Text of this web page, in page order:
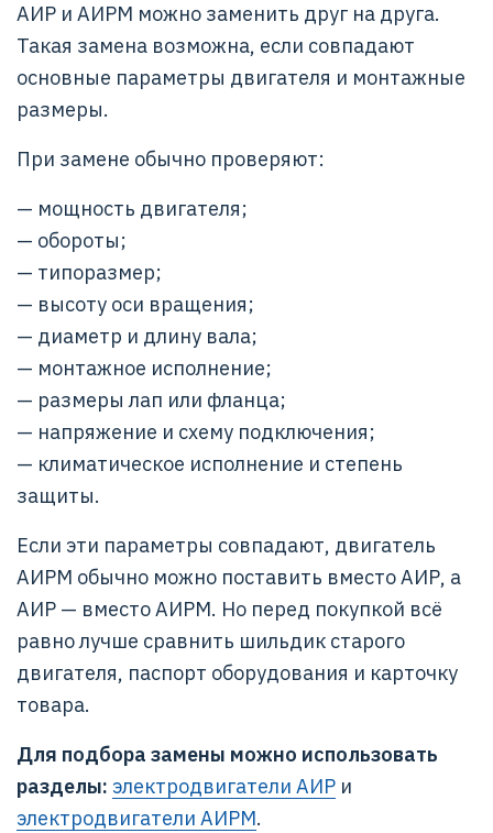
АИР и АИРМ можно заменить друг на друга.
Такая замена возможна, если совпадают
основные параметры двигателя и монтажные
размеры.
При замене обычно проверяют:
— мощность двигателя;
— обороты;
— типоразмер;
— высоту оси вращения;
— диаметр и длину вала;
— монтажное исполнение;
— размеры лап или фланца;
— напряжение и схему подключения;
— климатическое исполнение и степень
защиты.
Если эти параметры совпадают, двигатель
АИРМ обычно можно поставить вместо АИР, а
АИР — вместо АИРМ. Но перед покупкой всё
равно лучше сравнить шильдик старого
двигателя, паспорт оборудования и карточку
товара.
Для подбора замены можно использовать
разделы: электродвигатели АИР и
электродвигатели АИРМ.